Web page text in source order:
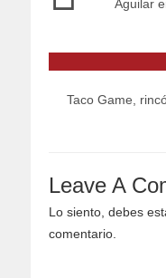
Aguilar
Taco Game,
Leave A
Lo siento, debes
comentario.